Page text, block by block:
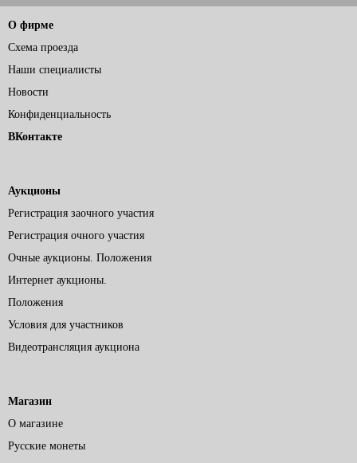
О фирме
Схема проезда
Наши специалисты
Новости
Конфиденциальность
ВКонтакте
Аукционы
Регистрация заочного участия
Регистрация очного участия
Очные аукционы. Положения
Интернет аукционы.
Положения
Условия для участников
Видеотрансляция аукциона
Магазин
О магазине
Русские монеты